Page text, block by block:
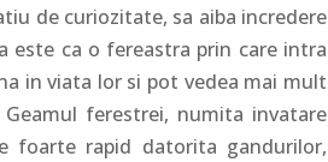
de curiozitate, sa aiba incredere
este ca o fereastra prin care intra
in viata lor si pot vedea mai mult
ferestrei, numita invatare
foarte rapid datorita gandurilor,